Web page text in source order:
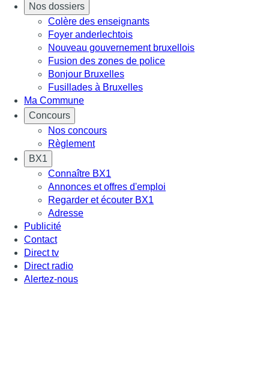
Nos dossiers
Colère des enseignants
Foyer anderlechtois
Nouveau gouvernement bruxellois
Fusion des zones de police
Bonjour Bruxelles
Fusillades à Bruxelles
Ma Commune
Concours
Nos concours
Règlement
BX1
Connaître BX1
Annonces et offres d'emploi
Regarder et écouter BX1
Adresse
Publicité
Contact
Direct tv
Direct radio
Alertez-nous